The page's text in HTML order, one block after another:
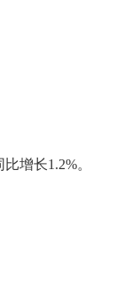
比增长1.2%。